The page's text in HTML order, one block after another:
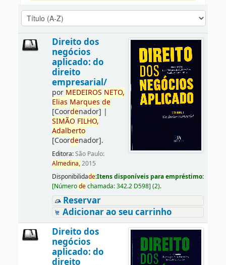
Direito dos
negócios
aplicado: do
direito
empresarial/
por MEDEIROS NETO,
Elias Marques de
[Coordenador] |
SIMÃO FILHO,
Adalberto
[Coordenador].
Editora:São Paulo:
Almedina,2015
Disponibilidade:Itens disponíveis para empréstimo:
[Númerodechamada:342.2 D598] (2).
Reservar
Adicionar ao seu carrinho
Direito dos
negócios
aplicado: do
direito